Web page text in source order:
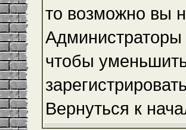
то возможно вы
Администраторы
чтобы
Вернуться к